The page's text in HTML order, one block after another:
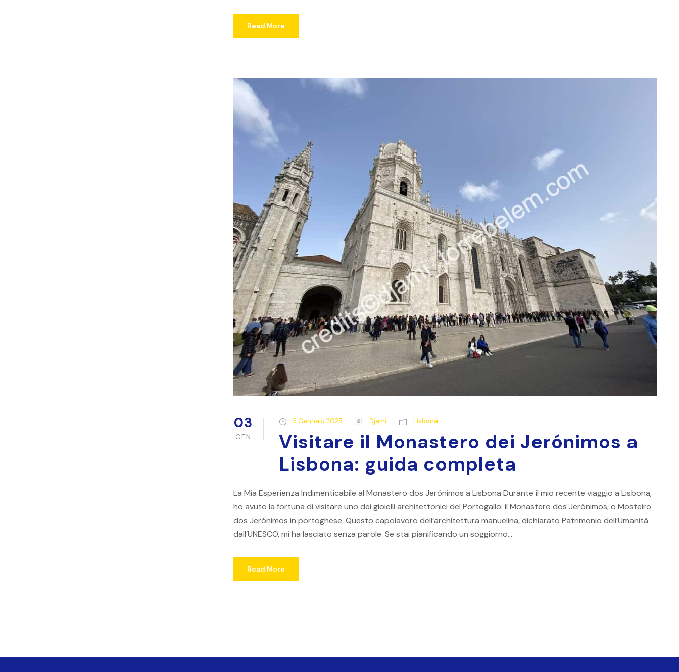
Read More
03
GEN
3 Gennaio 2025 Djami Lisbona
Visitare il Monastero dei Jerónimos a
Lisbona: guida completa
La Mia Esperienza Indimenticabile al Monastero dos Jerónimos a Lisbona Durante il mio recente viaggio a Lisbona,
ho avuto la fortuna di visitare uno dei gioielli architettonici del Portogallo: il Monastero dos Jerónimos, o Mosteiro
dos Jerónimos in portoghese. Questo capolavoro dell’architettura manuelina, dichiarato Patrimonio dell’Umanità
dall’UNESCO, mi ha lasciato senza parole. Se stai pianificando un soggiorno...
Read More